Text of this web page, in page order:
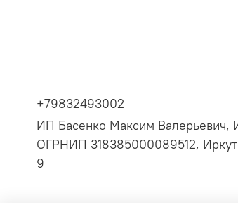
+79832493002
ИП Басенко Максим
ОГРНИП 318385000089512,
9